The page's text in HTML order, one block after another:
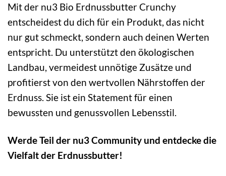
Mit der nu3 Bio Erdnussbutter Crunchy
entscheidest du dich für ein Produkt, das nicht
nur gut schmeckt, sondern auch deinen Werten
entspricht. Du unterstützt den ökologischen
Landbau, vermeidest unnötige Zusätze und
profitierst von den wertvollen Nährstoffen der
Erdnuss. Sie ist ein Statement für einen
bewussten und genussvollen Lebensstil.
Werde Teil der nu3 Community und entdecke die
Vielfalt der Erdnussbutter!